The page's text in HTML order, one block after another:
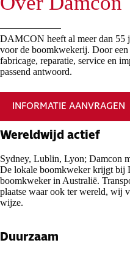
DAMCON heeft al meer dan 55
voor de boomkwekerij. Door
fabricage, reparatie, service en
passend antwoord.
INFORMATIE AANVRAGEN
Wereldwijd actief
Sydney, Lublin, Lyon; Damcon
De lokale boomkweker krijgt bij
boomkweker in Australië.
plaatse waar ook ter wereld, wij
wijze.
Duurzaam